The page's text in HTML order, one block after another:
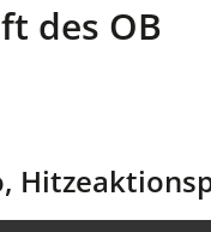
des OB